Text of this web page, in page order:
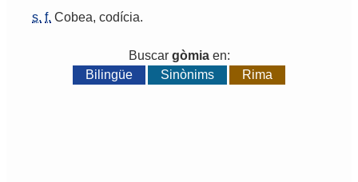
s. f. Cobea, codícia.
Buscar gòmiaen:
Bilingüe
Sinònims Rima